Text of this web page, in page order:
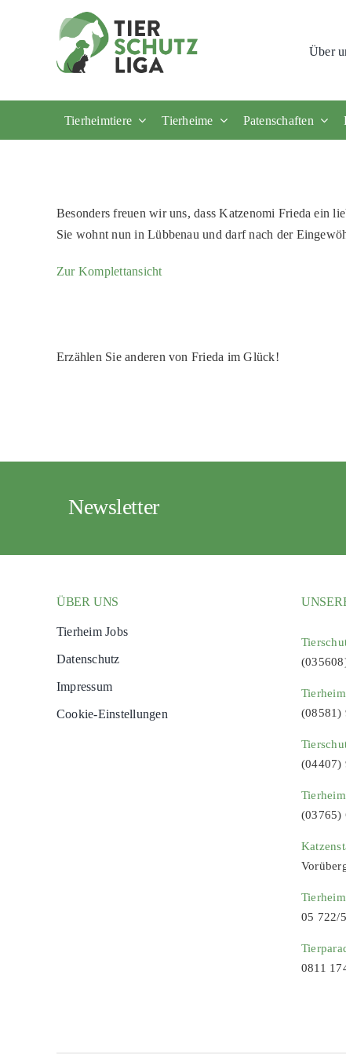
Über
Tierheimtiere Tierheime Patenschaften
Besonders freuen wir uns, dass Katzenomi Frieda ein
Sie wohnt nun in Lübbenau und darf nach der
Zur Komplettansicht
Erzählen Sie anderen von Frieda im Glück!
Newsletter
ÜBER UNS
Tierheim Jobs
Datenschutz
Impressum
Cookie-Einstellungen
(08581)
(04407)
(03765)
05 722/
0811